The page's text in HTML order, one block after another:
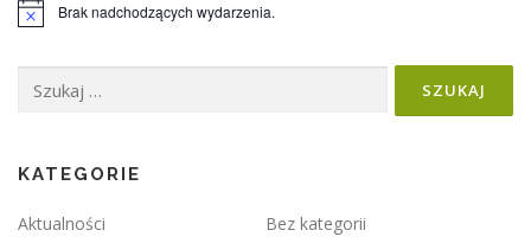
Powiadomienie
Brak nadchodzących wydarzenia.
KATEGORIE
Aktualności
Bez kategorii